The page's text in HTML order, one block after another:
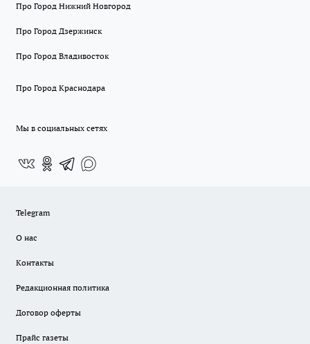
Про Город Нижний Новгород
Про Город Дзержинск
Про Город Владивосток
Про Город Краснодара
Мы в социальных сетях
Telegram
О нас
Контакты
Редакционная политика
Договор оферты
Прайс газеты